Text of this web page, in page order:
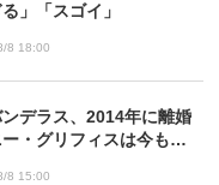
」「スゴイ」
8 18:00
デラス、2014年に離婚
・グリフィスは今も
8 15:00